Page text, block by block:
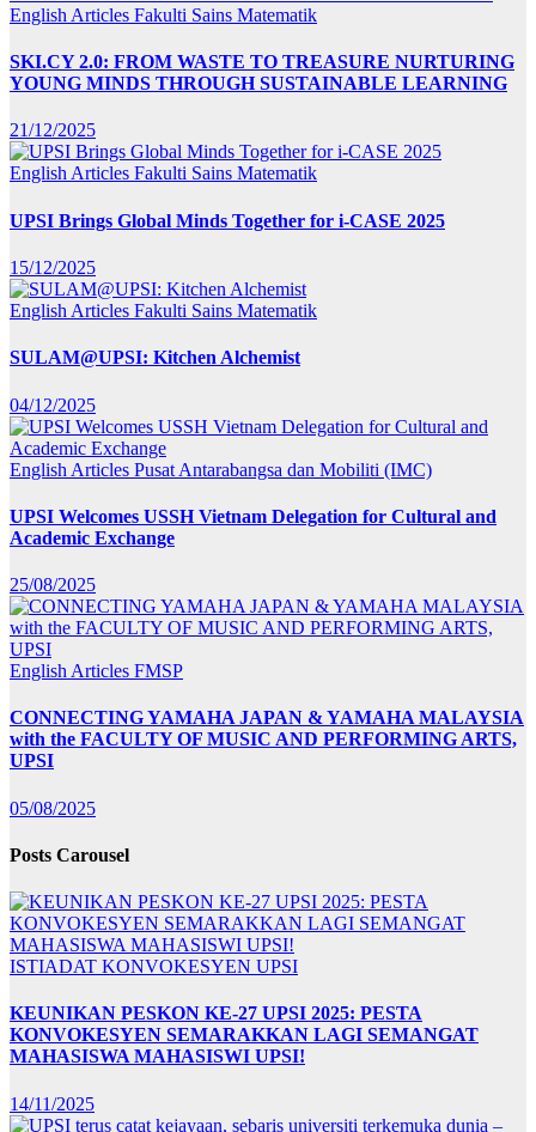
English Articles Fakulti Sains Matematik
SKI.CY 2.0: FROM WASTE TO TREASURE NURTURING
YOUNG MINDS THROUGH SUSTAINABLE LEARNING
21/12/2025
English Articles Fakulti Sains Matematik
UPSI Brings Global Minds Together for i-CASE 2025
15/12/2025
English Articles Fakulti Sains Matematik
SULAM@UPSI: Kitchen Alchemist
04/12/2025
English Articles Pusat Antarabangsa dan Mobiliti (IMC)
UPSI Welcomes USSH Vietnam Delegation for Cultural and
Academic Exchange
25/08/2025
English Articles FMSP
CONNECTING YAMAHA JAPAN & YAMAHA MALAYSIA
with the FACULTY OF MUSIC AND PERFORMING ARTS,
UPSI
05/08/2025
Posts Carousel
ISTIADAT KONVOKESYEN UPSI
KEUNIKAN PESKON KE-27 UPSI 2025: PESTA
KONVOKESYEN SEMARAKKAN LAGI SEMANGAT
MAHASISWA MAHASISWI UPSI!
14/11/2025